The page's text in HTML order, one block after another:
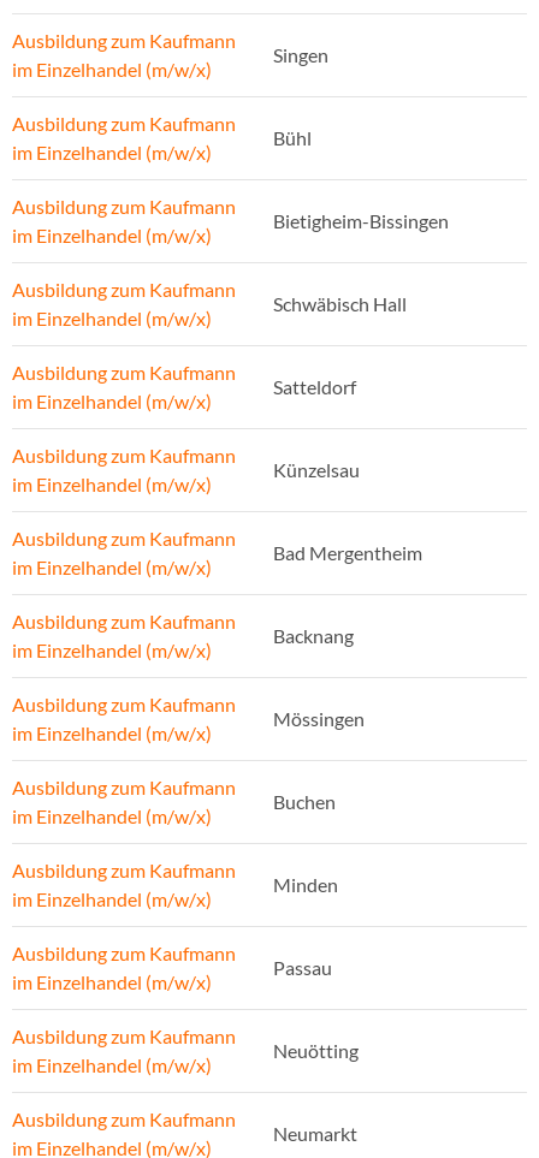
Ausbildung zum Kaufmann
im Einzelhandel (m/w/x)
Singen
Ausbildung zum Kaufmann
im Einzelhandel (m/w/x)
Bühl
Ausbildung zum Kaufmann
im Einzelhandel (m/w/x)
Bietigheim-Bissingen
Ausbildung zum Kaufmann
im Einzelhandel (m/w/x)
Schwäbisch Hall
Ausbildung zum Kaufmann
im Einzelhandel (m/w/x)
Satteldorf
Ausbildung zum Kaufmann
im Einzelhandel (m/w/x)
Künzelsau
Ausbildung zum Kaufmann
im Einzelhandel (m/w/x)
Bad Mergentheim
Ausbildung zum Kaufmann
im Einzelhandel (m/w/x)
Backnang
Ausbildung zum Kaufmann
im Einzelhandel (m/w/x)
Mössingen
Ausbildung zum Kaufmann
im Einzelhandel (m/w/x)
Buchen
Ausbildung zum Kaufmann
im Einzelhandel (m/w/x)
Minden
Ausbildung zum Kaufmann
im Einzelhandel (m/w/x)
Passau
Ausbildung zum Kaufmann
im Einzelhandel (m/w/x)
Neuötting
Ausbildung zum Kaufmann
im Einzelhandel (m/w/x)
Neumarkt